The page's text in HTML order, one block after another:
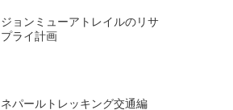
ジョンミューアトレイルのリサ
プライ計画
ネパールトレッキング交通編